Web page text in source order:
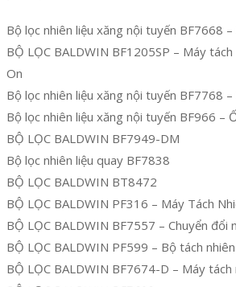
Bộ lọc nhiên liệu xăng nội tuyến BF7668
BỘ LỌC BALDWIN BF1205SP – Máy
On
Bộ lọc nhiên liệu xăng nội tuyến BF7768
Bộ lọc nhiên liệu xăng nội tuyến BF966 –
BỘ LỌC BALDWIN BF7949-DM
Bộ lọc nhiên liệu quay BF7838
BỘ LỌC BALDWIN BT8472
BỘ LỌC BALDWIN PF316 – Máy Tách
BỘ LỌC BALDWIN BF7557 – Chuyển đổi
BỘ LỌC BALDWIN PF599 – Bộ tách
BỘ LỌC BALDWIN BF7674-D – Máy